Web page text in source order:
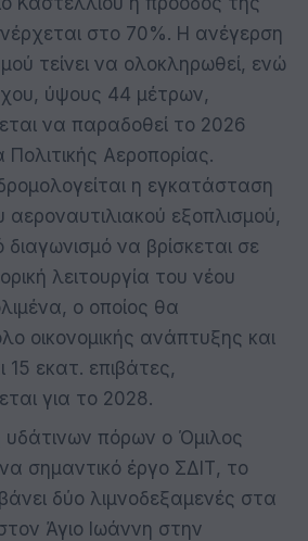
στο 70%. Η ανέγερση
τείνει να ολοκληρωθεί, ενώ
ύψους 44 μέτρων,
να παραδοθεί το 2026
Αεροπορίας.
η εγκατάσταση
αεροναυτιλιακού εξοπλισμού,
διαγωνισμό να βρίσκεται σε
λειτουργία του νέου
ο οποίος θα
οικονομικής ανάπτυξης και
15 εκατ. επιβάτες,
για το 2028.
υδάτινων πόρων ο Όμιλος
σημαντικό έργο ΣΔΙΤ, το
δύο λιμνοδεξαμενές στα
Άγιο Ιωάννη στην